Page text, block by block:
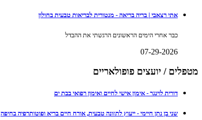
אתי רצאבי | בריה בריאה - מנטורית לבריאות טבעית בחולון
כבר אחרי הימים הראשונים הרגשתי את ההבדל
07-29-2026
מטפלים / יועצים פופולאריים
דורית לוינגר - אימון אישי לחיים ואימון רפואי בבת ים
שני בן נתן חיימי - ייעוץ לתזונה טבעית, אורח חיים בריא ופוטותרפיה בחיפה